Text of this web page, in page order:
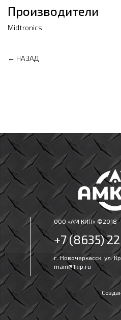
Производители
Midtronics
← НАЗАД
ООО «АМ КИП» ©2018
+7 (8635)
г. Новочеркасск, ул.
main@1kip.ru